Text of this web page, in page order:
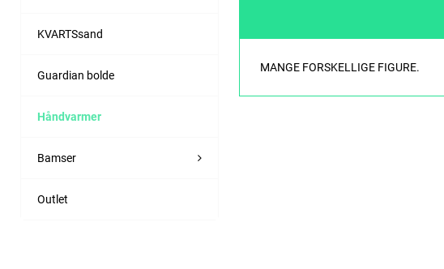
KVARTSsand
Guardian bolde
Håndvarmer
Bamser
Outlet
MANGE FORSKELLIGE FIGURE.